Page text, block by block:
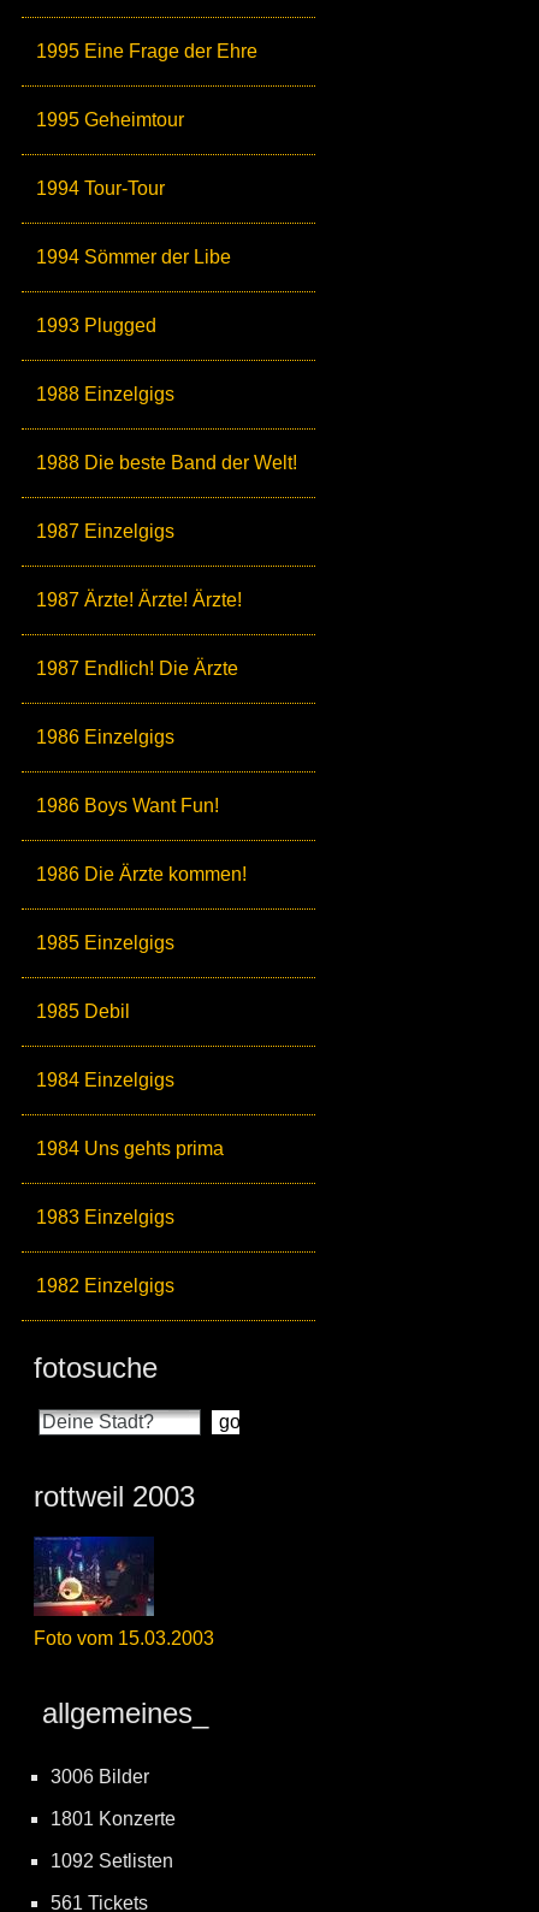
1995 Eine Frage der Ehre
1995 Geheimtour
1994 Tour-Tour
1994 Sömmer der Libe
1993 Plugged
1988 Einzelgigs
1988 Die beste Band der Welt!
1987 Einzelgigs
1987 Ärzte! Ärzte! Ärzte!
1987 Endlich! Die Ärzte
1986 Einzelgigs
1986 Boys Want Fun!
1986 Die Ärzte kommen!
1985 Einzelgigs
1985 Debil
1984 Einzelgigs
1984 Uns gehts prima
1983 Einzelgigs
1982 Einzelgigs
fotosuche
rottweil 2003
Foto vom 15.03.2003
allgemeines_
3006 Bilder
1801 Konzerte
1092 Setlisten
561 Tickets